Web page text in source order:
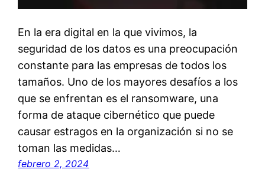
En la era digital en la que vivimos, la
seguridad de los datos es una preocupación
constante para las empresas de todos los
tamaños. Uno de los mayores desafíos a los
que se enfrentan es el ransomware, una
forma de ataque cibernético que puede
causar estragos en la organización si no se
toman las medidas…
febrero 2, 2024